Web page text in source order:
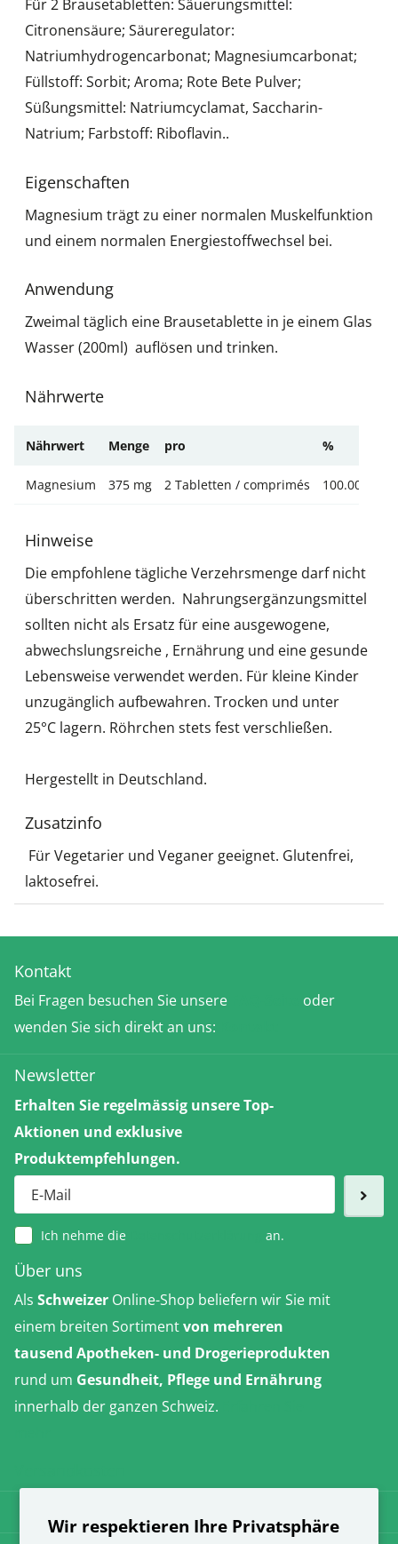
Wir respektieren Ihre Privatsphäre
Für 2 Brausetabletten: Säuerungsmittel:
Citronensäure; Säureregulator:
Natriumhydrogencarbonat; Magnesiumcarbonat;
Füllstoff: Sorbit; Aroma; Rote Bete Pulver;
Süßungsmittel: Natriumcyclamat, Saccharin-
Natrium; Farbstoff: Riboflavin..
Eigenschaften
Magnesium trägt zu einer normalen Muskelfunktion
und einem normalen Energiestoffwechsel bei.
Anwendung
Zweimal täglich eine Brausetablette in je einem Glas
Wasser (200ml) auflösen und trinken.
Nährwerte
Nährwert Menge pro %
Magnesium 375 mg 2 Tabletten / comprimés 100.000 %
Hinweise
Die empfohlene tägliche Verzehrsmenge darf nicht
überschritten werden. Nahrungsergänzungsmittel
sollten nicht als Ersatz für eine ausgewogene,
abwechslungsreiche , Ernährung und eine gesunde
Lebensweise verwendet werden. Für kleine Kinder
unzugänglich aufbewahren. Trocken und unter
25°C lagern. Röhrchen stets fest verschließen.
Hergestellt in Deutschland.
Zusatzinfo
Für Vegetarier und Veganer geeignet. Glutenfrei,
laktosefrei.
Kontakt
Bei Fragen besuchen Sie unsere
oder
wenden Sie sich direkt an uns:
Newsletter
Erhalten Sie regelmässig unsere Top-
Aktionen und exklusive
Produktempfehlungen.
Ich nehme die an.
Über uns
Als Schweizer Online-Shop beliefern wir Sie mit
einem breiten Sortimentvon mehreren
tausend Apotheken- und Drogerieprodukten
rund um Gesundheit, Pflege und Ernährung
innerhalb der ganzen Schweiz.